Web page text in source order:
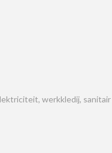
werkkledij,